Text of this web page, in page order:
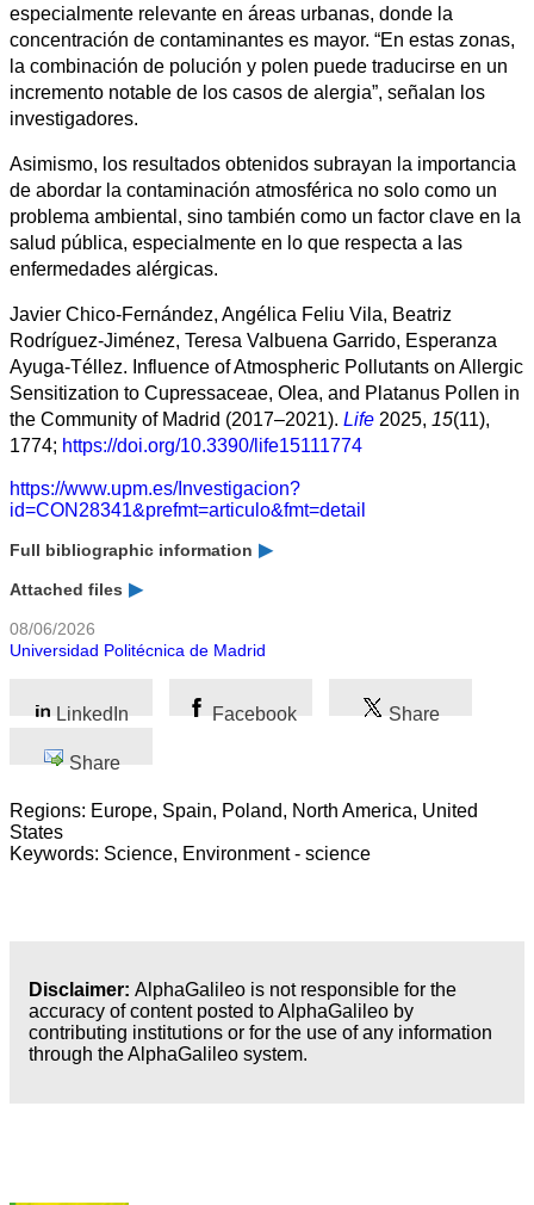
especialmente relevante en áreas urbanas, donde la
concentración de contaminantes es mayor. “En estas zonas,
la combinación de polución y polen puede traducirse en un
incremento notable de los casos de alergia”, señalan los
investigadores.
Asimismo, los resultados obtenidos subrayan la importancia
de abordar la contaminación atmosférica no solo como un
problema ambiental, sino también como un factor clave en la
salud pública, especialmente en lo que respecta a las
enfermedades alérgicas.
Javier Chico-Fernández, Angélica Feliu Vila, Beatriz
Rodríguez-Jiménez, Teresa Valbuena Garrido, Esperanza
Ayuga-Téllez. Influence of Atmospheric Pollutants on Allergic
Sensitization to Cupressaceae, Olea, and Platanus Pollen in
the Community of Madrid (2017–2021). Life 2025, 15(11),
1774; https://doi.org/10.3390/life15111774
https://www.upm.es/Investigacion?
id=CON28341&prefmt=articulo&fmt=detail
Full bibliographic information
Attached files
08/06/2026
Universidad Politécnica de Madrid
LinkedIn Facebook Share
Share
Regions: Europe, Spain, Poland, North America, United
States
Keywords: Science, Environment - science
Disclaimer: AlphaGalileo is not responsible for the
accuracy of content posted to AlphaGalileo by
contributing institutions or for the use of any information
through the AlphaGalileo system.